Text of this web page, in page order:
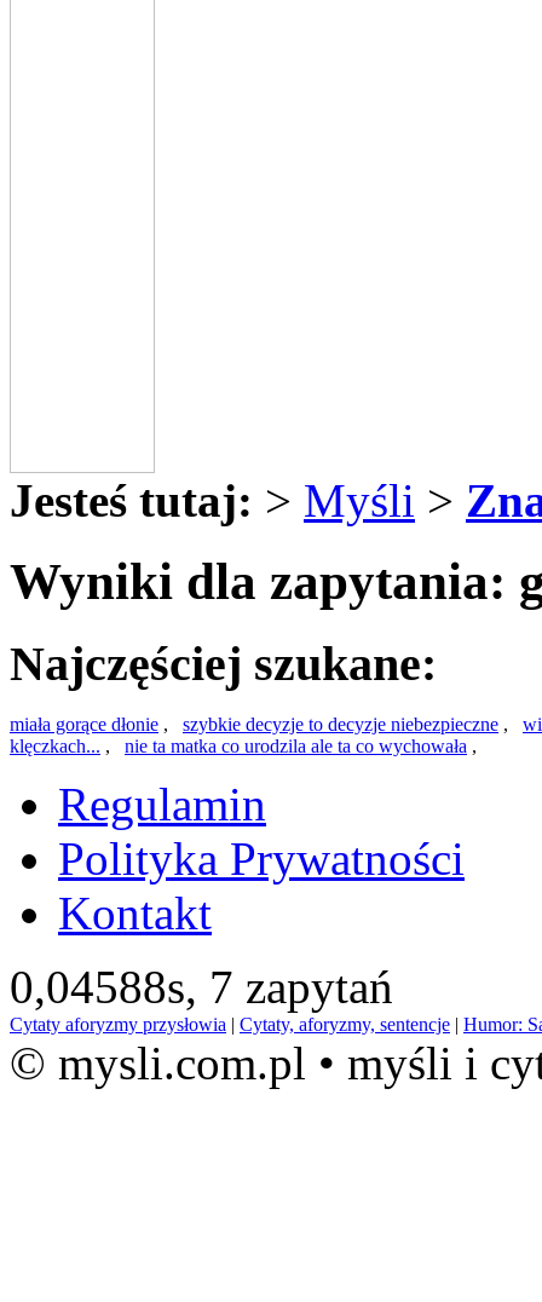
Jesteś tutaj: > Myśli >
Wyniki dla zapytania:
Najczęściej szukane:
miała gorące dłonie , szybkie decyzje to decyzje niebezpieczne ,
klęczkach... , nie ta matka co urodzila ale ta co wychowała ,
Regulamin
Polityka Prywatności
Kontakt
0,04588s, 7 zapytań
Cytaty aforyzmy przysłowia | Cytaty, aforyzmy, sentencje | Humor:
© mysli.com.pl • myśli i